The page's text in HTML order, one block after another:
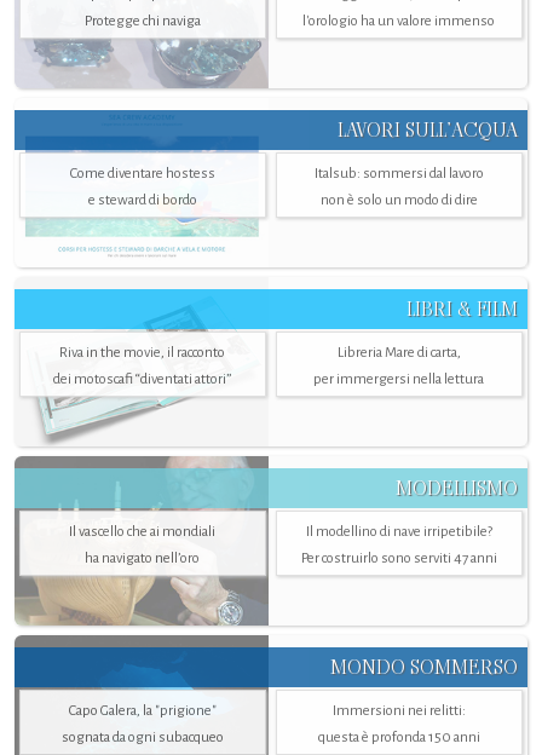
Protegge chi naviga
l'orologio ha un valore immenso
LAVORI SULL’ACQUA
Come diventare hostess
e steward di bordo
Italsub: sommersi dal lavoro
non è solo un modo di dire
LIBRI & FILM
Riva in the movie, il racconto
dei motoscafi “diventati attori”
Libreria Mare di carta,
per immergersi nella lettura
MODELLISMO
Il vascello che ai mondiali
ha navigato nell’oro
Il modellino di nave irripetibile?
Per costruirlo sono serviti 47 anni
MONDO SOMMERSO
Capo Galera, la "prigione"
sognata da ogni subacqueo
Immersioni nei relitti:
questa è profonda 150 anni